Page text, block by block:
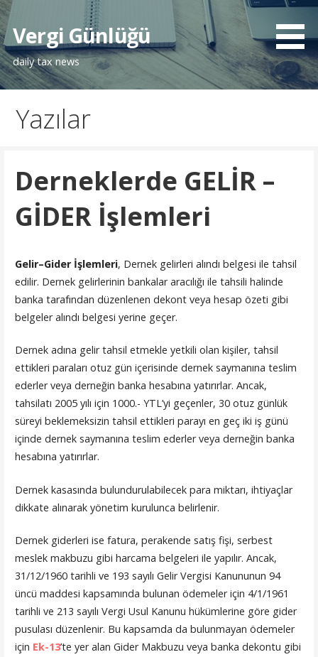
İçeriğe
atlaVergi Günlüğü
daily tax news
Yazılar
Derneklerde GELİR –
GİDER İşlemleri
Gelir–Gider İşlemleri, Dernek gelirleri alındı belgesi ile tahsil
edilir. Dernek gelirlerinin bankalar aracılığı ile tahsili halinde
banka tarafından düzenlenen dekont veya hesap özeti gibi
belgeler alındı belgesi yerine geçer.
Dernek adına gelir tahsil etmekle yetkili olan kişiler, tahsil
ettikleri paraları otuz gün içerisinde dernek saymanına teslim
ederler veya derneğin banka hesabına yatırırlar. Ancak,
tahsilatı 2005 yılı için 1000.- YTL’yi geçenler, 30 otuz günlük
süreyi beklemeksizin tahsil ettikleri parayı en geç iki iş günü
içinde dernek saymanına teslim ederler veya derneğin banka
hesabına yatırırlar.
Dernek kasasında bulundurulabilecek para miktarı, ihtiyaçlar
dikkate alınarak yönetim kurulunca belirlenir.
Dernek giderleri ise fatura, perakende satış fişi, serbest
meslek makbuzu gibi harcama belgeleri ile yapılır. Ancak,
31/12/1960 tarihli ve 193 sayılı Gelir Vergisi Kanununun 94
üncü maddesi kapsamında bulunan ödemeler için 4/1/1961
tarihli ve 213 sayılı Vergi Usul Kanunu hükümlerine göre gider
pusulası düzenlenir. Bu kapsamda da bulunmayan ödemeler
için Ek-13’te yer alan Gider Makbuzu veya banka dekontu gibi